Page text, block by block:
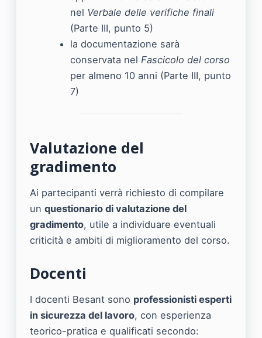
nel Verbale delle verifiche finali
(Parte III, punto 5)
la documentazione sarà
conservata nel Fascicolo del corso
per almeno 10 anni (Parte III, punto
7)
Valutazione del
gradimento
Ai partecipanti verrà richiesto di compilare
un questionario di valutazione del
gradimento, utile a individuare eventuali
criticità e ambiti di miglioramento del corso.
Docenti
I docenti Besant sono professionisti esperti
in sicurezza del lavoro, con esperienza
teorico-pratica e qualificati secondo: